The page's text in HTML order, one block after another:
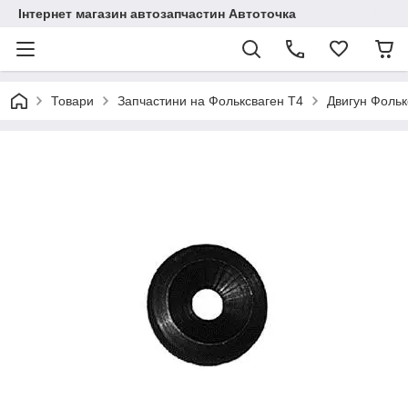
Інтернет магазин автозапчастин Автоточка
Товари Запчастини на Фольксваген Т4 Двигун